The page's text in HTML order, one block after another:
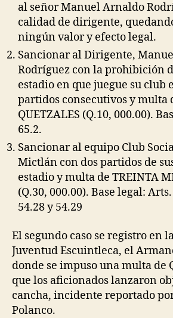
al señor Manuel Arnaldo
calidad de dirigente,
ningún valor y efecto legal.
Sancionar al Dirigente,
Rodríguez con la prohibición
estadio en que juegue su club
partidos consecutivos y multa
QUETZALES (Q.10, 000.00).
65.2.
Sancionar al equipo Club
Mictlán con dos partidos de
estadio y multa de TREINTA
(Q.30, 000.00). Base legal:
54.28 y 54.29
El segundo caso se registro en
Juventud Escuintleca, el
donde se impuso una multa de
que los aficionados lanzaron
cancha, incidente reportado
Polanco.